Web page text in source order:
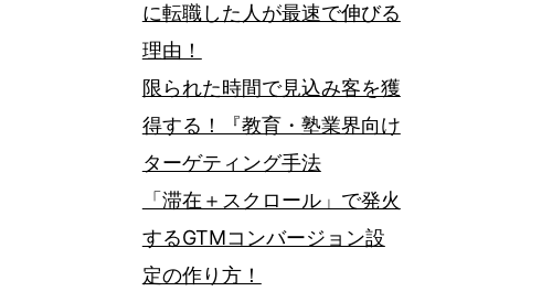
に転職した人が最速で伸びる
理由！
限られた時間で見込み客を獲
得する！『教育・塾業界向け
ターゲティング手法
「滞在＋スクロール」で発火
するGTMコンバージョン設
定の作り方！